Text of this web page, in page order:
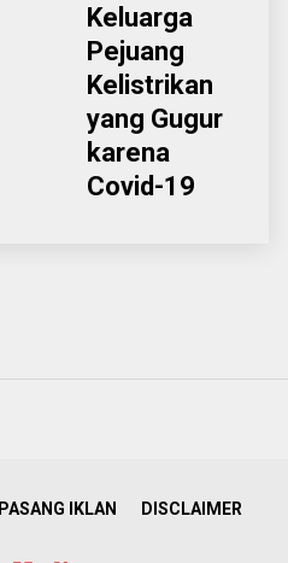
Keluarga
Pejuang
Kelistrikan
yang Gugur
karena
Covid-19
PASANG IKLAN DISCLAIMER